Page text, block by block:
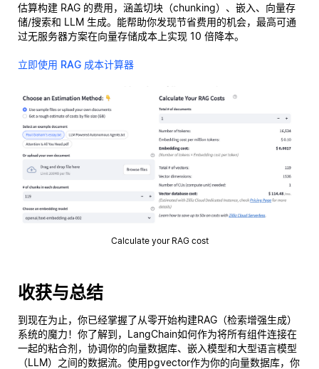
估算构建 RAG 的费用，涵盖切块（chunking）、嵌入、向量存
储/搜索和 LLM 生成。能帮助你发现节省费用的机会，最高可通
过无服务器方案在向量存储成本上实现 10 倍降本。
立即使用 RAG 成本计算器
Calculate your RAG cost
收获与总结
到现在为止，你已经掌握了从零开始构建RAG（检索增强生成）
系统的魔力！你了解到，LangChain如何作为将所有组件连接在
一起的粘合剂，协调你的向量数据库、嵌入模型和大型语言模型
（LLM）之间的数据流。使用pgvector作为你的向量数据库，你